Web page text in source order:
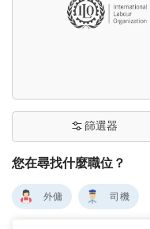
您在尋找什麼職位？
篩選器
外傭 司機